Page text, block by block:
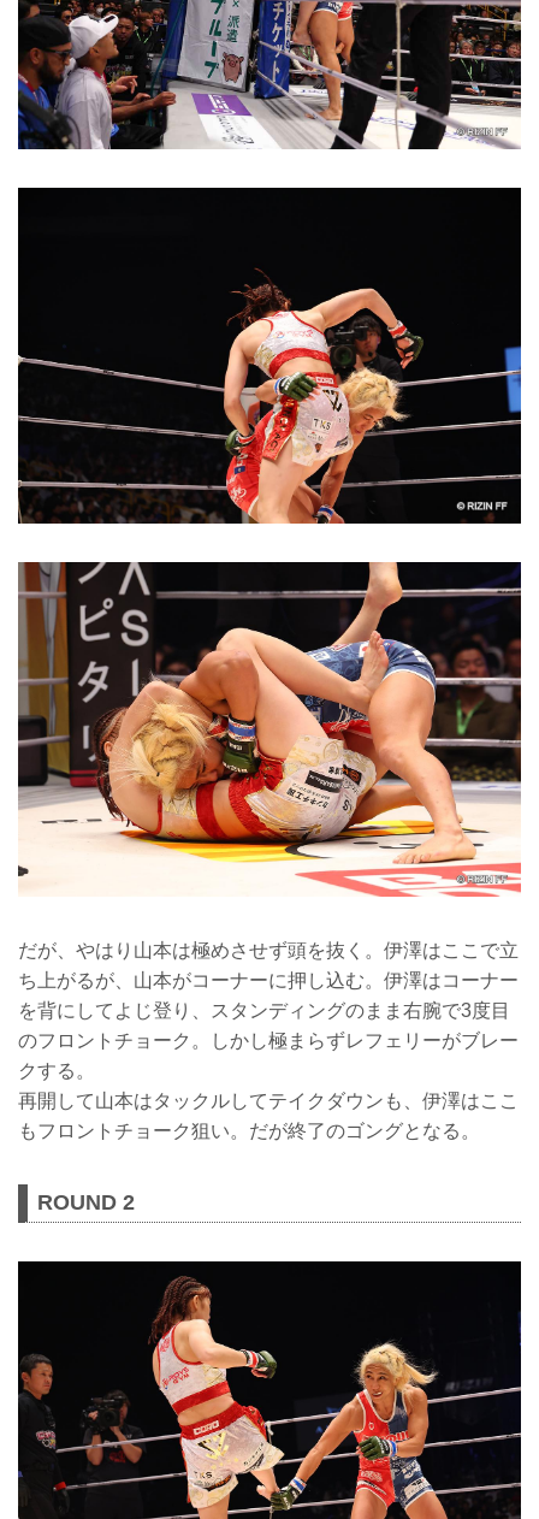
だが、やはり山本は極めさせず頭を抜く。伊澤はここで立
ち上がるが、山本がコーナーに押し込む。伊澤はコーナー
を背にしてよじ登り、スタンディングのまま右腕で3度目
のフロントチョーク。しかし極まらずレフェリーがブレー
クする。
再開して山本はタックルしてテイクダウンも、伊澤はここ
もフロントチョーク狙い。だが終了のゴングとなる。
ROUND 2